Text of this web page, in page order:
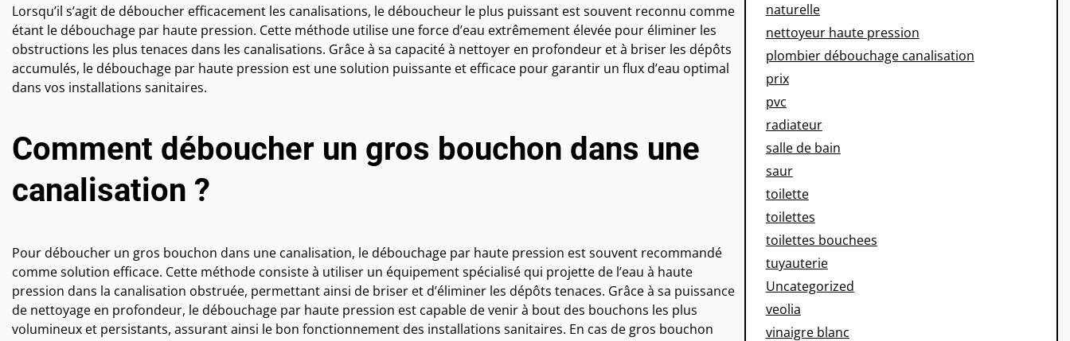
Lorsqu’il s’agit de déboucher efficacement les canalisations, le déboucheur le plus puissant est souvent reconnu comme
étant le débouchage par haute pression. Cette méthode utilise une force d’eau extrêmement élevée pour éliminer les
obstructions les plus tenaces dans les canalisations. Grâce à sa capacité à nettoyer en profondeur et à briser les dépôts
accumulés, le débouchage par haute pression est une solution puissante et efficace pour garantir un flux d’eau optimal
dans vos installations sanitaires.
Comment déboucher un gros bouchon dans une
canalisation ?
Pour déboucher un gros bouchon dans une canalisation, le débouchage par haute pression est souvent recommandé
comme solution efficace. Cette méthode consiste à utiliser un équipement spécialisé qui projette de l’eau à haute
pression dans la canalisation obstruée, permettant ainsi de briser et d’éliminer les dépôts tenaces. Grâce à sa puissance
de nettoyage en profondeur, le débouchage par haute pression est capable de venir à bout des bouchons les plus
volumineux et persistants, assurant ainsi le bon fonctionnement des installations sanitaires. En cas de gros bouchon
naturelle
nettoyeur haute pression
plombier débouchage canalisation
prix
pvc
radiateur
salle de bain
saur
toilette
toilettes
toilettes bouchees
tuyauterie
Uncategorized
veolia
vinaigre blanc